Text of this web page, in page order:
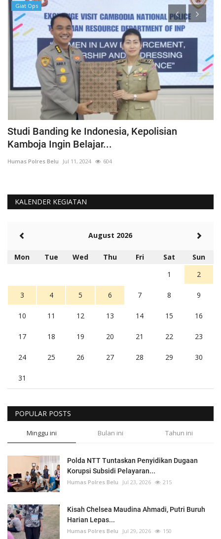
Giat Ops
Studi Banding ke Indonesia, Kepolisian
Kamboja Ingin Belajar...
Humas Polres Belu Jul 11, 2024 604
KALENDER KEGIATAN
August 2026
Mon Tue Wed Thu Fri Sat
Sun
1
2
3 4 5 6 7 8 9
10 11 12 13 14 15 16
17 18 19 20 21 22 23
24 25 26 27 28 29 30
31
POPULAR POSTS
Minggu ini Bulan ini Tahun ini
Polda NTT Tuntaskan Penyidikan Dugaan
Korupsi Subsidi Pelayaran...
Humas Polres Belu Jul 23, 2026 215
Kisah Chelsea Maudina Ahmadi, Putri Buruh
Harian Lepas...
Humas Polres Belu Jul 29, 2026 150